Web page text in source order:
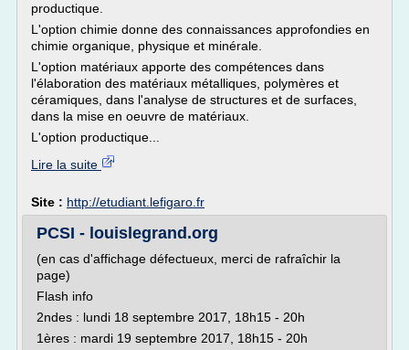
productique.
L'option chimie donne des connaissances approfondies en
chimie organique, physique et minérale.
L'option matériaux apporte des compétences dans
l'élaboration des matériaux métalliques, polymères et
céramiques, dans l'analyse de structures et de surfaces,
dans la mise en oeuvre de matériaux.
L'option productique...
Lire la suite
Site : http://etudiant.lefigaro.fr
PCSI - louislegrand.org
(en cas d'affichage défectueux, merci de rafraîchir la
page)
Flash info
2ndes : lundi 18 septembre 2017, 18h15 - 20h
1ères : mardi 19 septembre 2017, 18h15 - 20h